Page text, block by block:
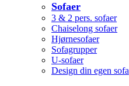
Sofaer
3 & 2 pers. sofaer
Chaiselong sofaer
Hjørnesofaer
Sofagrupper
U-sofaer
Design din egen sofa